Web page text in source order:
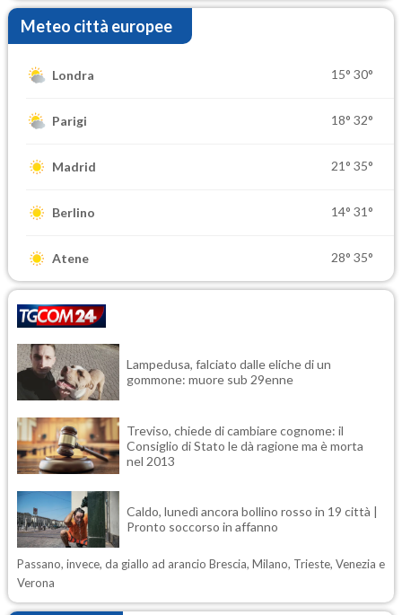
Meteo città europee
Londra 15° 30°
Parigi 18° 32°
Madrid 21° 35°
Berlino 14° 31°
Atene 28° 35°
Lampedusa, falciato dalle eliche di un
gommone: muore sub 29enne
Treviso, chiede di cambiare cognome: il
Consiglio di Stato le dà ragione ma è morta
nel 2013
Caldo, lunedì ancora bollino rosso in 19 città |
Pronto soccorso in affanno
Passano, invece, da giallo ad arancio Brescia, Milano, Trieste, Venezia e
Verona